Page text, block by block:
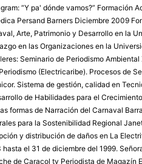
“Y pa' dónde vamos?” Formación
Persand Barners Diciembre 2009
Arte, Patrimonio y Desarrollo en la
en las Organizaciones en la
Seminario de Periodismo
(Electricaribe). Procesos de
Sistema de gestión, calidad en
de Habilidades para el
formas de Narración del Carnaval
para la Sostenibilidad Regional
y distribución de daños en La
hasta el 31 de diciembre del 1999.
de Caracol tv Periodista de Magazín